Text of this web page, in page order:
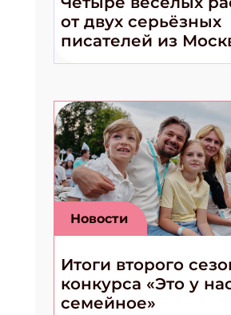
от двух серьёзных
писателей из
Новости
Итоги второго
конкурса «Это у
семейное»